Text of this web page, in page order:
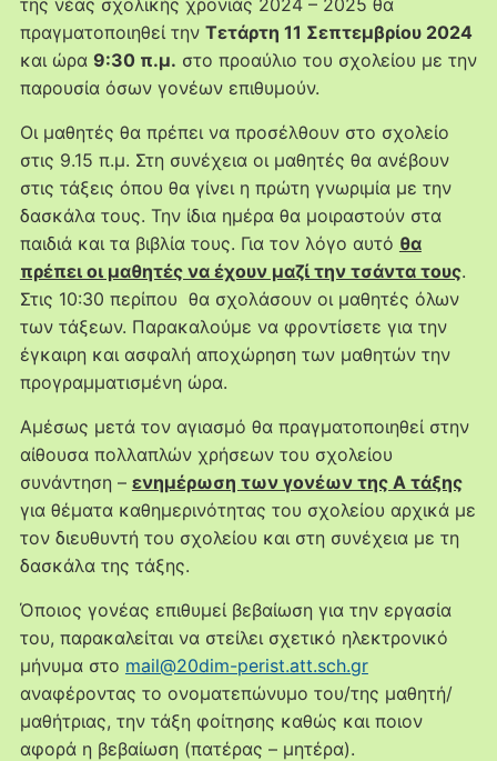
πραγματοποιηθεί την Τετάρτη 11 Σεπτεμβρίου 2024
και ώρα 9:30 π.μ. στο προαύλιο του σχολείου με την
παρουσία όσων γονέων επιθυμούν.
Οι μαθητές θα πρέπει να προσέλθουν στο σχολείο
στις 9.15 π.μ. Στη συνέχεια οι μαθητές θα ανέβουν
στις τάξεις όπου θα γίνει η πρώτη γνωριμία με την
δασκάλα τους. Την ίδια ημέρα θα μοιραστούν στα
παιδιά και τα βιβλία τους. Για τον λόγο αυτό θα
πρέπει οι μαθητές να έχουν μαζί την τσάντα τους.
Στις 10:30 περίπου θα σχολάσουν οι μαθητές όλων
των τάξεων. Παρακαλούμε να φροντίσετε για την
έγκαιρη και ασφαλή αποχώρηση των μαθητών την
προγραμματισμένη ώρα.
Αμέσως μετά τον αγιασμό θα πραγματοποιηθεί στην
αίθουσα πολλαπλών χρήσεων του σχολείου
συνάντηση – ενημέρωση των γονέων της Α τάξης
για θέματα καθημερινότητας του σχολείου αρχικά με
τον διευθυντή του σχολείου και στη συνέχεια με τη
δασκάλα της τάξης.
Όποιος γονέας επιθυμεί βεβαίωση για την εργασία
του, παρακαλείται να στείλει σχετικό ηλεκτρονικό
μήνυμα στο mail@20dim-perist.att.sch.gr
αναφέροντας το ονοματεπώνυμο του/της μαθητή/
μαθήτριας, την τάξη φοίτησης καθώς και ποιον
αφορά η βεβαίωση (πατέρας – μητέρα).